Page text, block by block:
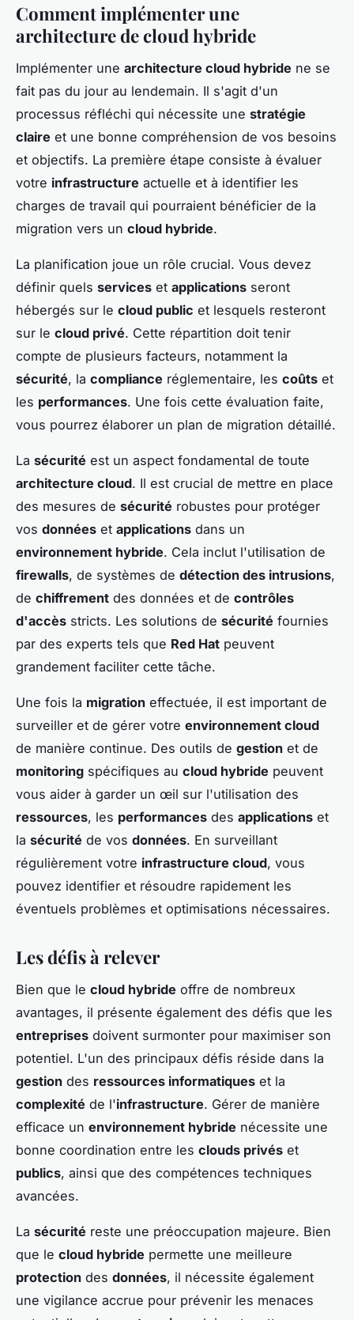
Comment implémenter une
architecture de cloud hybride
Implémenter une architecture cloud hybride ne se
fait pas du jour au lendemain. Il s'agit d'un
processus réfléchi qui nécessite une stratégie
claire et une bonne compréhension de vos besoins
et objectifs. La première étape consiste à évaluer
votre infrastructure actuelle et à identifier les
charges de travail qui pourraient bénéficier de la
migration vers un cloud hybride.
La planification joue un rôle crucial. Vous devez
définir quels services et applications seront
hébergés sur le cloud public et lesquels resteront
sur le cloud privé. Cette répartition doit tenir
compte de plusieurs facteurs, notamment la
sécurité, la compliance réglementaire, les coûts et
les performances. Une fois cette évaluation faite,
vous pourrez élaborer un plan de migration détaillé.
La sécurité est un aspect fondamental de toute
architecture cloud. Il est crucial de mettre en place
des mesures de sécurité robustes pour protéger
vos données et applications dans un
environnement hybride. Cela inclut l'utilisation de
firewalls, de systèmes de détection des intrusions,
de chiffrement des données et de contrôles
d'accès stricts. Les solutions de sécurité fournies
par des experts tels que Red Hat peuvent
grandement faciliter cette tâche.
Une fois la migration effectuée, il est important de
surveiller et de gérer votre environnement cloud
de manière continue. Des outils de gestion et de
monitoring spécifiques au cloud hybride peuvent
vous aider à garder un œil sur l'utilisation des
ressources, les performances des applications et
la sécurité de vos données. En surveillant
régulièrement votre infrastructure cloud, vous
pouvez identifier et résoudre rapidement les
éventuels problèmes et optimisations nécessaires.
Les défis à relever
Bien que le cloud hybride offre de nombreux
avantages, il présente également des défis que les
entreprises doivent surmonter pour maximiser son
potentiel. L'un des principaux défis réside dans la
gestion des ressources informatiques et la
complexité de l'infrastructure. Gérer de manière
efficace un environnement hybride nécessite une
bonne coordination entre les clouds privés et
publics, ainsi que des compétences techniques
avancées.
La sécurité reste une préoccupation majeure. Bien
que le cloud hybride permette une meilleure
protection des données, il nécessite également
une vigilance accrue pour prévenir les menaces